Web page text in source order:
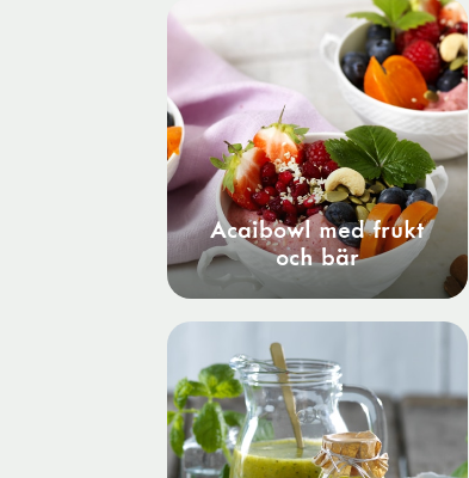
Acaibowl med frukt
och bär